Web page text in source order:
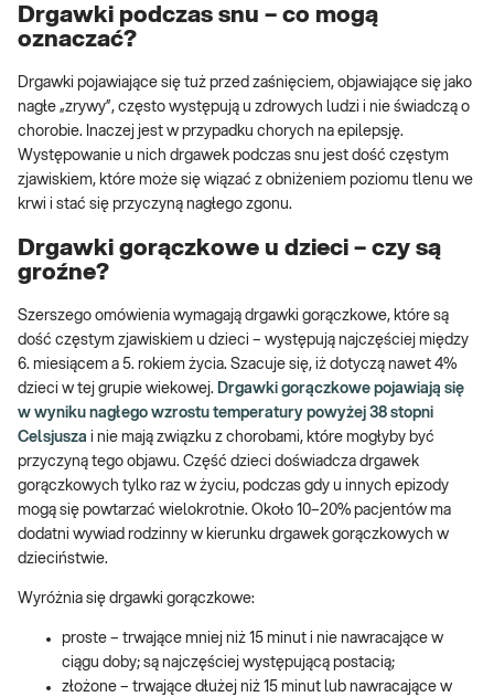
Drgawki podczas snu – co mogą
oznaczać?
Drgawki pojawiające się tuż przed zaśnięciem, objawiające się jako
nagłe „zrywy”, często występują u zdrowych ludzi i nie świadczą o
chorobie. Inaczej jest w przypadku chorych na epilepsję.
Występowanie u nich drgawek podczas snu jest dość częstym
zjawiskiem, które może się wiązać z obniżeniem poziomu tlenu we
krwi i stać się przyczyną nagłego zgonu.
Drgawki gorączkowe u dzieci – czy są
groźne?
Szerszego omówienia wymagają drgawki gorączkowe, które są
dość częstym zjawiskiem u dzieci – występują najczęściej między
6. miesiącem a 5. rokiem życia. Szacuje się, iż dotyczą nawet 4%
dzieci w tej grupie wiekowej. Drgawki gorączkowe pojawiają się
w wyniku nagłego wzrostu temperatury powyżej 38 stopni
Celsjusza i nie mają związku z chorobami, które mogłyby być
przyczyną tego objawu. Część dzieci doświadcza drgawek
gorączkowych tylko raz w życiu, podczas gdy u innych epizody
mogą się powtarzać wielokrotnie. Około 10–20% pacjentów ma
dodatni wywiad rodzinny w kierunku drgawek gorączkowych w
dzieciństwie.
Wyróżnia się drgawki gorączkowe:
proste – trwające mniej niż 15 minut i nie nawracające w
ciągu doby; są najczęściej występującą postacią;
złożone – trwające dłużej niż 15 minut lub nawracające w